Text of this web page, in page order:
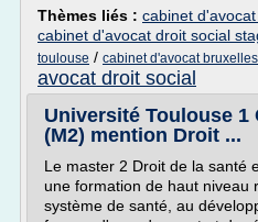
Thèmes liés : cabinet
cabinet d'avocat droit social
toulouse / cabinet d'avocat
avocat droit social
Université Toulouse 1
(M2) mention Droit ...
Le master 2 Droit de la santé
une formation de haut niveau
système de santé, au